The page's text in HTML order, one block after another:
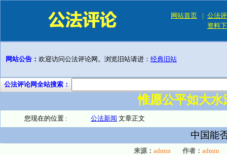
网站首页 | 公法
资料
网站公告： 欢迎访问公法评论网。浏览旧站请进： 经典旧站
公法评论网全站搜索：
惟愿公平如大
您现在的位置 : 公法新闻 文章正文
中国能
来源： admin 作者： admin